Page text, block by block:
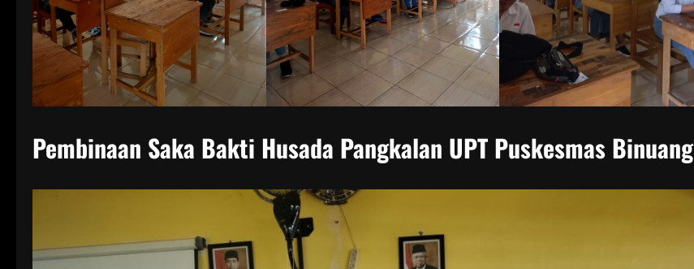
Pembinaan Saka Bakti Husada Pangkalan UPT Puskesmas Binuang